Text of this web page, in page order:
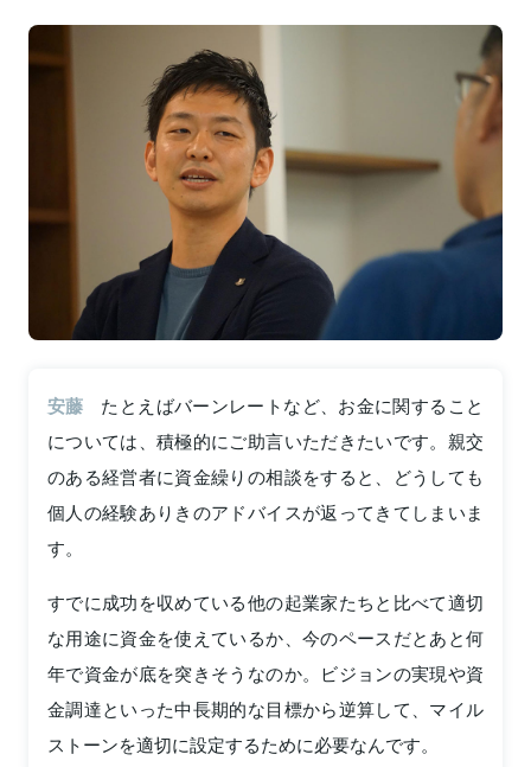
安藤
たとえばバーンレートなど、お金に関すること
については、積極的にご助言いただきたいです。親交
のある経営者に資金繰りの相談をすると、どうしても
個人の経験ありきのアドバイスが返ってきてしまいま
す。
すでに成功を収めている他の起業家たちと比べて適切
な用途に資金を使えているか、今のペースだとあと何
年で資金が底を突きそうなのか。ビジョンの実現や資
金調達といった中長期的な目標から逆算して、マイル
ストーンを適切に設定するために必要なんです。